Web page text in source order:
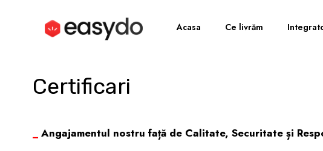
Acasa Ce livrăm
Certificari
_ Angajamentul nostru față de Calitate, Securitate și